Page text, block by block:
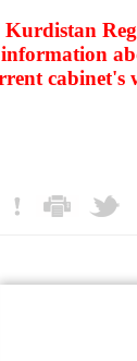
cabinet's